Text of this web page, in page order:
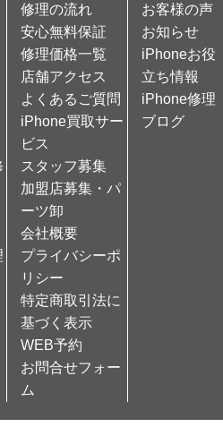
修理の流れ
安心無料保証
修理価格一覧
店舗アクセス
よくあるご質問
iPhone買取サー
ビス
スタッフ募集
加盟店募集・パ
ーツ卸
会社概要
プライバシーポ
リシー
特定商取引法に
基づく表示
WEB予約
お問合せフォー
ム
お客様の声
お知らせ
iPhoneお役
立ち情報
iPhone修理
ブログ